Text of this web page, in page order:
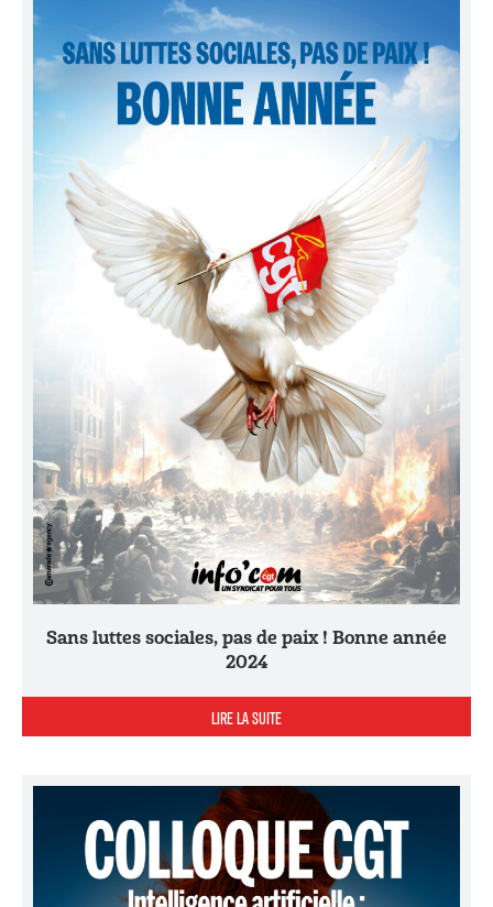
Sans luttes sociales, pas de paix ! Bonne année
2024
LIRE LA SUITE